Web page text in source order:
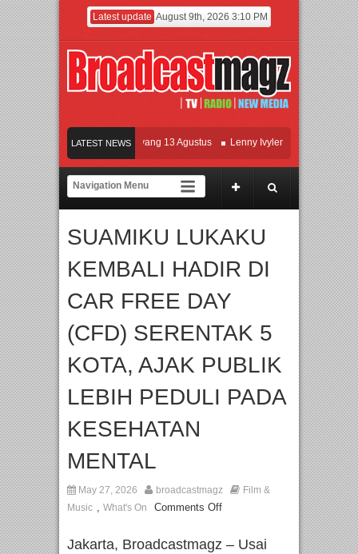
Latest update August 9th, 2026 3:10 PM
LATEST NEWS
KETOK MEJIK Siap Tayang 13 Agustus Lenny Ivylen: 26 Tahun Jaga
dan Universitas Agung Podomoro Jalin Kerja Sama Pendidikan dan Riset untuk
SUAMIKU LUKAKU
KEMBALI HADIR DI
CAR FREE DAY
(CFD) SERENTAK 5
KOTA, AJAK PUBLIK
LEBIH PEDULI PADA
KESEHATAN
MENTAL
May 27, 2026 broadcastmagz
Film &
Music , What's On Comments Off
Jakarta, Broadcastmagz – Usai